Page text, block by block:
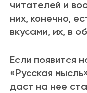
читателей и
них, конечно,
вкусами, их, в
Если появится
«Русская
даст на нее